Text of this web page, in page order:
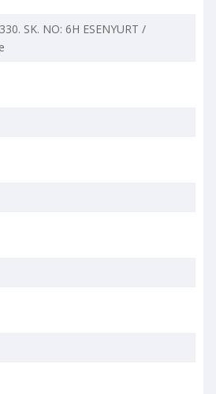
SK. NO: 6H ESENYURT /